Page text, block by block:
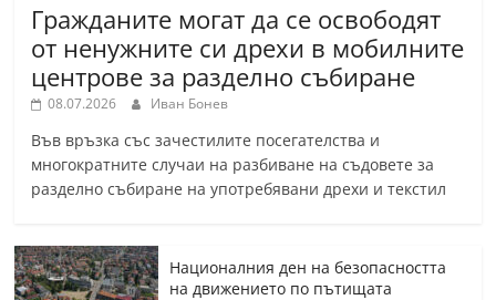
Гражданите могат да се освободят
от ненужните си дрехи в мобилните
центрове за разделно събиране
08.07.2026 Иван Бонев
Във връзка със зачестилите посегателства и
многократните случаи на разбиване на съдовете за
разделно събиране на употребявани дрехи и текстил
Националния ден на безопасността
на движението по пътищата